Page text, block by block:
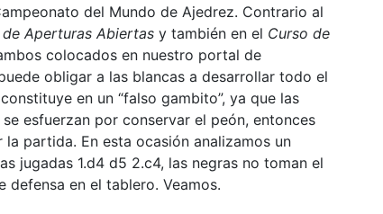
del Mundo de Ajedrez. Contrario al
de Aperturas Abiertasy también en el Curso de
colocados en nuestro portal de
obligar a las blancas a desarrollar todo el
en un “falso gambito”, ya que las
esfuerzan por conservar el peón, entonces
partida. En esta ocasión analizamos un
jugadas 1.d4 d5 2.c4, las negras no toman el
defensa en el tablero. Veamos.